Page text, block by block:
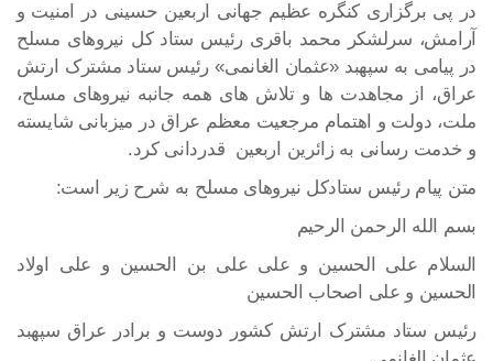
در پی برگزاری کنگره عظیم جهانی اربعین حسینی در امنیت و
آرامش، سرلشکر محمد باقری رئیس ستاد کل نیروهای مسلح
در پیامی به سپهبد «عثمان الغانمی» رئیس ستاد مشترک ارتش
عراق، از مجاهدت ها و تلاش های همه جانبه نیروهای مسلح،
ملت، دولت و اهتمام مرجعیت معظم عراق در میزبانی شایسته
و خدمت رسانی به زائرین اربعین قدردانی کرد.
متن پیام رئیس ستادکل نیروهای مسلح به شرح زیر است:
بسم الله الرحمن الرحیم
السلام علی الحسین و علی علی بن الحسین و علی اولاد
الحسین و علی اصحاب الحسین
رئیس ستاد مشترک ارتش کشور دوست و برادر عراق سپهبد